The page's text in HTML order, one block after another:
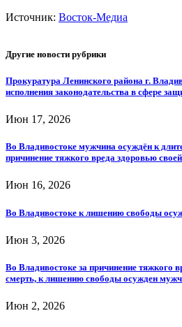
Источник: Восток-Медиа
Другие новости рубрики
Прокуратура Ленинского района г.
исполнения законодательства в сфере
Июн 17, 2026
Во Владивостоке мужчина осуждён к
причинение тяжкого вреда здоровью
Июн 16, 2026
Во Владивостоке к лишению свободы
Июн 3, 2026
Во Владивостоке за причинение тяжкого
смерть, к лишению свободы осужден
Июн 2, 2026